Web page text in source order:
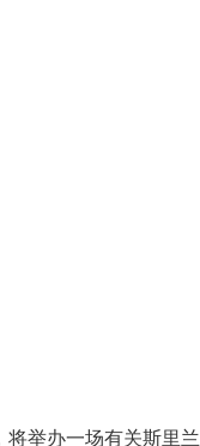
举办一场有关斯里兰